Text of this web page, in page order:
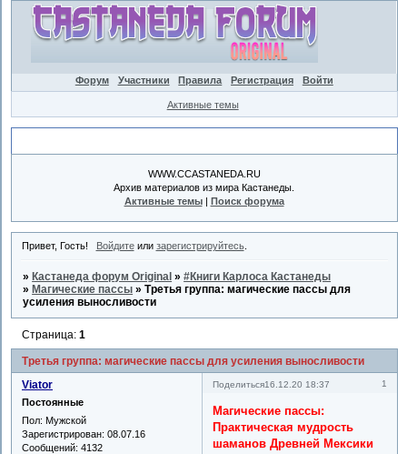
Форум Участники Правила Регистрация Войти
Активные темы
WWW.CCASTANEDA.RU
Архив материалов из мира Кастанеды.
Активные темы| Поиск форума
Привет, Гость! Войдитеили зарегистрируйтесь.
» Кастанеда форум Original »#Книги Карлоса Кастанеды
» Магические пассы »Третья группа: магические пассы для
усиления выносливости
Третья группа: магические пассы для усиления выносливости
Страница:1
Поделиться 1
16.12.20 18:37
Viator
Постоянные
Пол: Мужской
Зарегистрирован: 08.07.16
Сообщений: 4132
Магические пассы:
Практическая мудрость
шаманов Древней Мексики